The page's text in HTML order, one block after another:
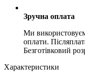
Зручна оплата
Ми
оплати.
Безготівковий
Характеристики